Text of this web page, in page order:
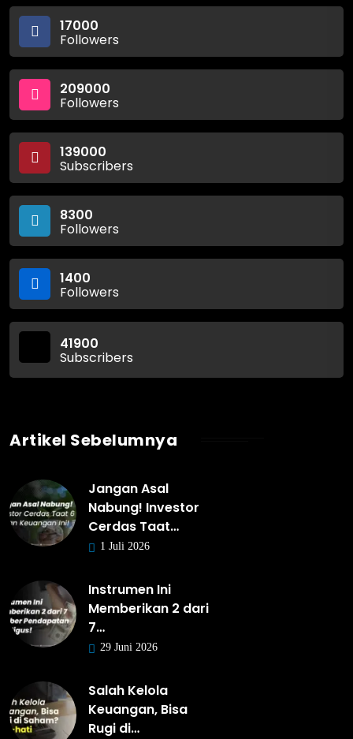
17000
Followers
209000
Followers
139000
Subscribers
8300
Followers
1400
Followers
41900
Subscribers
Artikel Sebelumnya
Jangan Asal
Nabung! Investor
Cerdas Taat…
1 Juli 2026
Instrumen Ini
Memberikan 2 dari
7…
29 Juni 2026
Salah Kelola
Keuangan, Bisa
Rugi di…